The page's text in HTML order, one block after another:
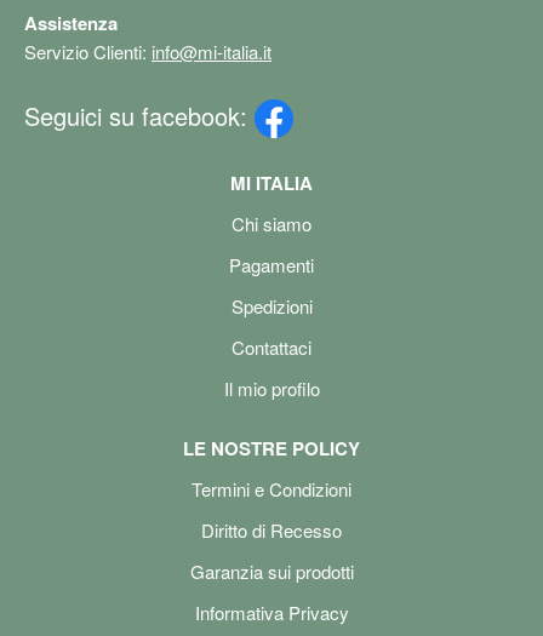
Assistenza
Servizio Clienti: info@mi-italia.it
Seguici su facebook:
MI ITALIA
Chi siamo
Pagamenti
Spedizioni
Contattaci
Il mio profilo
LE NOSTRE POLICY
Termini e Condizioni
Diritto di Recesso
Garanzia sui prodotti
Informativa Privacy